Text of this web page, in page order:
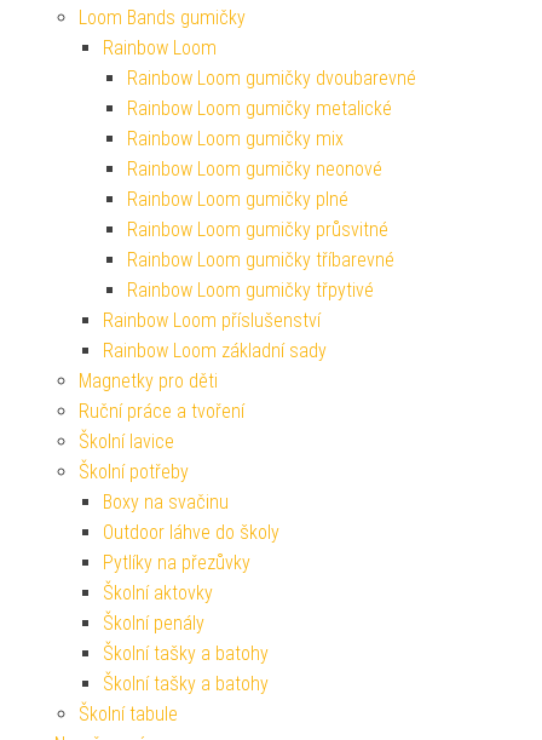
Loom Bands gumičky
Rainbow Loom
Rainbow Loom gumičky dvoubarevné
Rainbow Loom gumičky metalické
Rainbow Loom gumičky mix
Rainbow Loom gumičky neonové
Rainbow Loom gumičky plné
Rainbow Loom gumičky průsvitné
Rainbow Loom gumičky tříbarevné
Rainbow Loom gumičky třpytivé
Rainbow Loom příslušenství
Rainbow Loom základní sady
Magnetky pro děti
Ruční práce a tvoření
Školní lavice
Školní potřeby
Boxy na svačinu
Outdoor láhve do školy
Pytlíky na přezůvky
Školní aktovky
Školní penály
Školní tašky a batohy
Školní tašky a batohy
Školní tabule